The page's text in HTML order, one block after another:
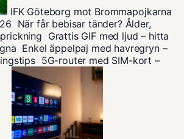
IFK Göteborg mot Brommapojkarna
När får bebisar tänder? Ålder,
Grattis GIF med ljud – hitta
Enkel äppelpaj med havregryn –
5G-router med SIM-kort –